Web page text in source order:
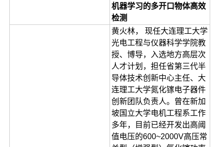
机器学习的多开口物体高效
检测
黄火林， 现任大连理工大学
光电工程与仪器科学学院教
授、博导，入选地方高层次
人才计划，担任省第三代半
导体技术创新中心主任、大
连理工大学氮化镓电子器件
创新团队负责人。曾在新加
坡国立大学电机工程系工作
多年，目前已经开发出高阈
值电压的600~2000V高压常